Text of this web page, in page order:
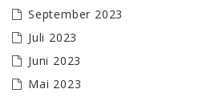
September 2023
Juli 2023
Juni 2023
Mai 2023